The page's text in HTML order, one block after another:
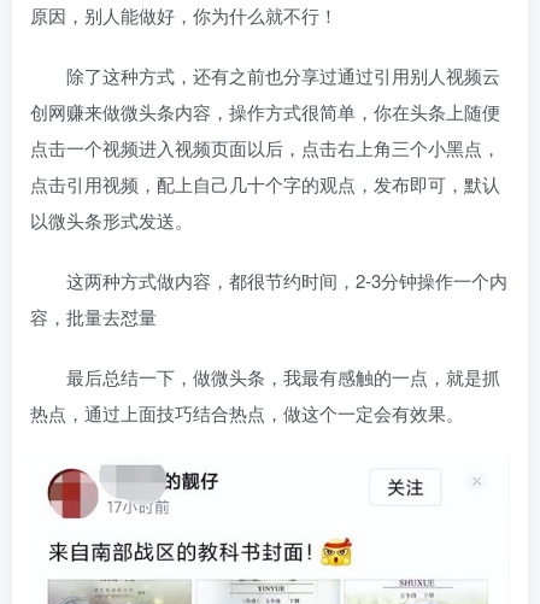
原因，别人能做好，你为什么就不行！
除了这种方式，还有之前也分享过通过引用别人视频云
创网赚来做微头条内容，操作方式很简单，你在头条上随便
点击一个视频进入视频页面以后，点击右上角三个小黑点，
点击引用视频，配上自己几十个字的观点，发布即可，默认
以微头条形式发送。
这两种方式做内容，都很节约时间，2-3分钟操作一个内
容，批量去怼量
最后总结一下，做微头条，我最有感触的一点，就是抓
热点，通过上面技巧结合热点，做这个一定会有效果。